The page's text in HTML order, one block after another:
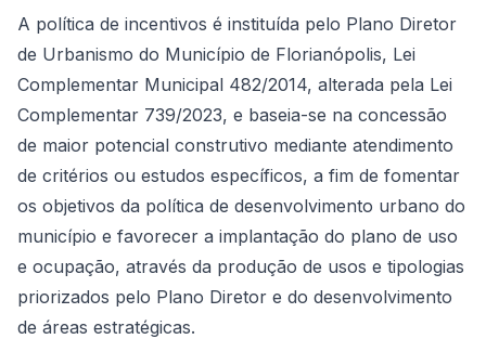
A política de incentivos é instituída pelo Plano Diretor
de Urbanismo do Município de Florianópolis, Lei
Complementar Municipal 482/2014, alterada pela Lei
Complementar 739/2023, e baseia-se na concessão
de maior potencial construtivo mediante atendimento
de critérios ou estudos específicos, a fim de fomentar
os objetivos da política de desenvolvimento urbano do
município e favorecer a implantação do plano de uso
e ocupação, através da produção de usos e tipologias
priorizados pelo Plano Diretor e do desenvolvimento
de áreas estratégicas.